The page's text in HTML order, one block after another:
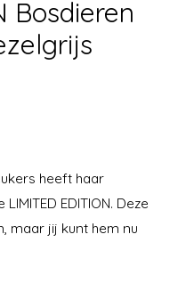
Bosdieren
heeft haar
EDITION. Deze
maar jij kunt hem nu